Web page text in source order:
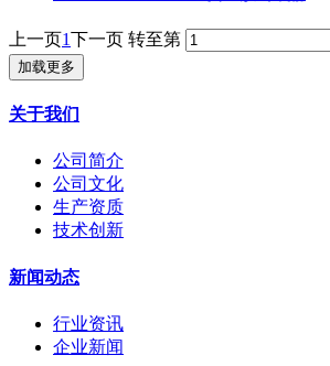
上一页1下一页 转至第
加载更多
关于我们
公司简介
公司文化
生产资质
技术创新
新闻动态
行业资讯
企业新闻